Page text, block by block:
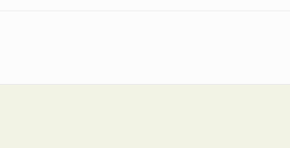
del emprendedor y la emprendedora